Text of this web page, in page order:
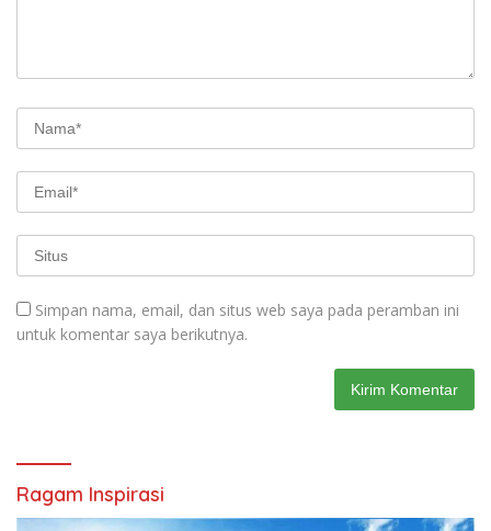
Simpan nama, email, dan situs web saya pada peramban ini
untuk komentar saya berikutnya.
Ragam Inspirasi